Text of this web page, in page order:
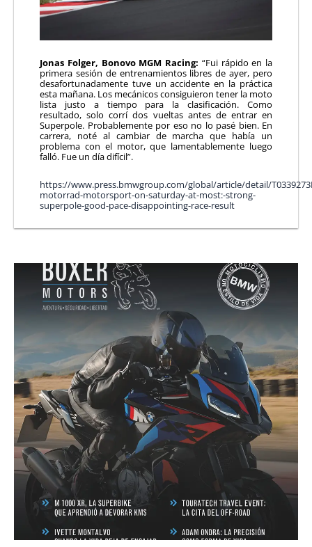
Jonas Folger, Bonovo MGM Racing: “Fui rápido en la
primera sesión de entrenamientos libres de ayer, pero
desafortunadamente tuve un accidente en la práctica
esta mañana. Los mecánicos consiguieron tener la moto
lista justo a tiempo para la clasificación. Como
resultado, solo corrí dos vueltas antes de entrar en
Superpole. Probablemente por eso no lo pasé bien. En
carrera, noté al cambiar de marcha que había un
problema con el motor, que lamentablemente luego
falló. Fue un día difícil”.
https://www.press.bmwgroup.com/global/article/detail/
motorrad-motorsport-on-saturday-at-most:-strong-
superpole-good-pace-disappointing-race-result